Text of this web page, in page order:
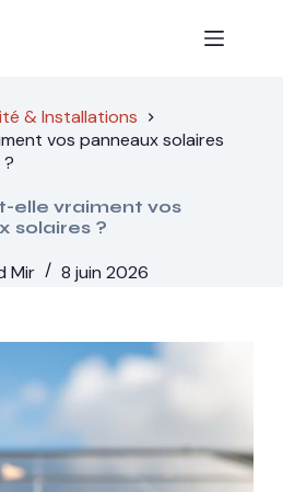
& Installations
vos panneaux solaires
?
elle vraiment vos
solaires ?
Mir 8 juin 2026